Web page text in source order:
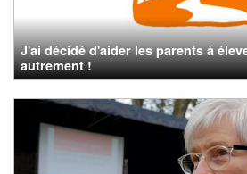
J'ai décidé d'aider les parents à
autrement !